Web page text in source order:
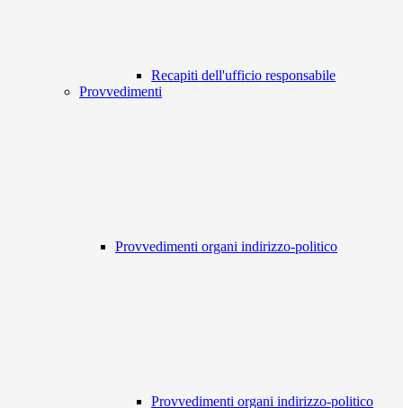
Recapiti dell'ufficio responsabile
Provvedimenti
Provvedimenti organi indirizzo-politico
Provvedimenti organi indirizzo-politico